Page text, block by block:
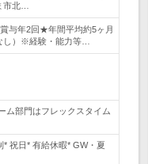
市北…
与年2回★年間平均約5ヶ月
し）※経験・能力等…
ム部門はフレックスタイム
祝日* 有給休暇* GW・夏